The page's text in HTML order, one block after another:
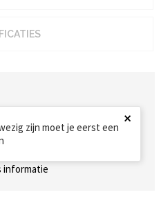
zijn moet je eerst een ×
informatie